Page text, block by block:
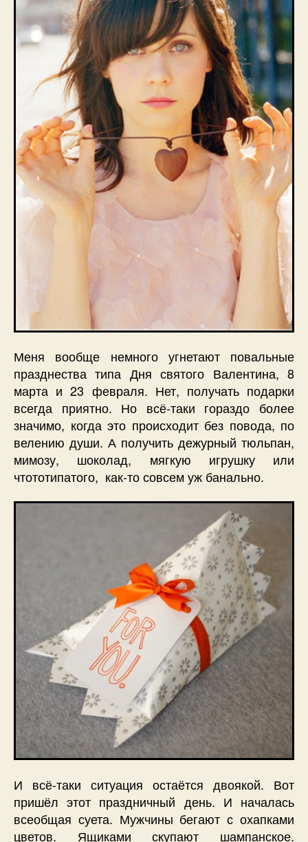
Меня вообще немного угнетают повальные
празднества типа Дня святого Валентина, 8
марта и 23 февраля. Нет, получать подарки
всегда приятно. Но всё-таки гораздо более
значимо, когда это происходит без повода, по
велению души. А получить дежурный тюльпан,
мимозу, шоколад, мягкую игрушку или
чтототипатого, как-то совсем уж банально.
И всё-таки ситуация остаётся двоякой. Вот
пришёл этот праздничный день. И началась
всеобщая суета. Мужчины бегают с охапками
цветов. Ящиками скупают шампанское.